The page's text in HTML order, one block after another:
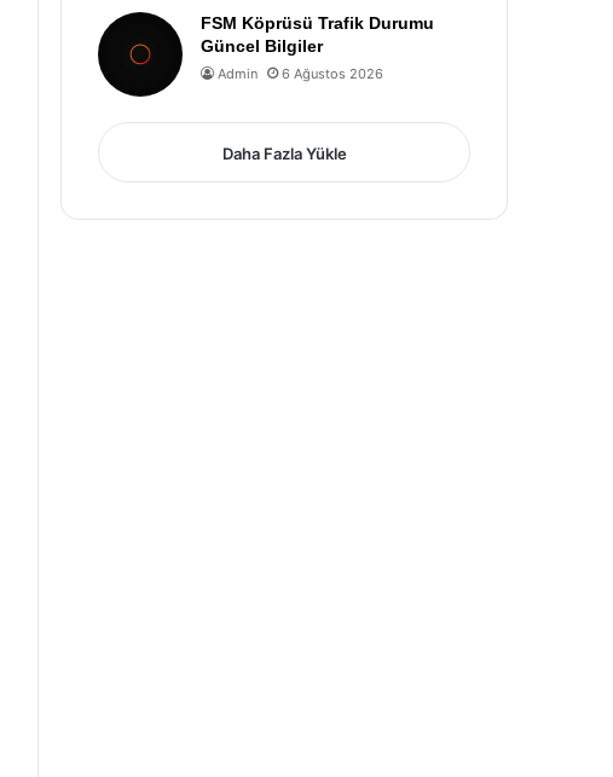
FSM Köprüsü Trafik Durumu
Güncel Bilgiler
Admin 6 Ağustos 2026
Daha Fazla Yükle